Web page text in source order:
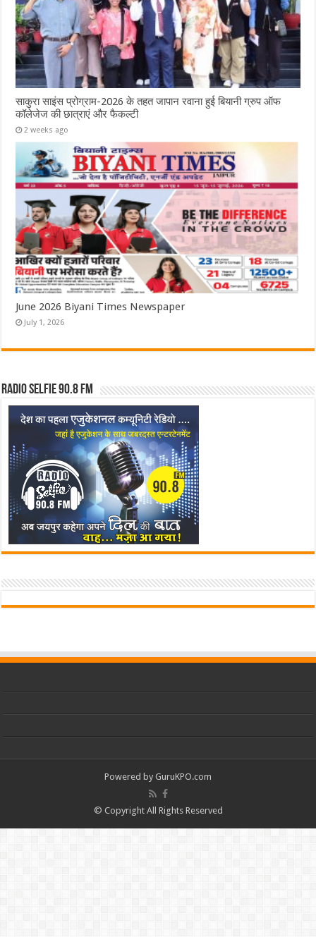
साकुरा साइंस प्रोग्राम-2026 के तहत जापान रवाना हुई बियानी ग्रुप ऑफ
कॉलेजेज की छात्राएं और फैकल्टी
2 weeks ago
June 2026 Biyani Times Newspaper
July 1, 2026
Radio Selfie 90.8 FM
Powered by GuruKPO.com
© Copyright All Rights Reserved